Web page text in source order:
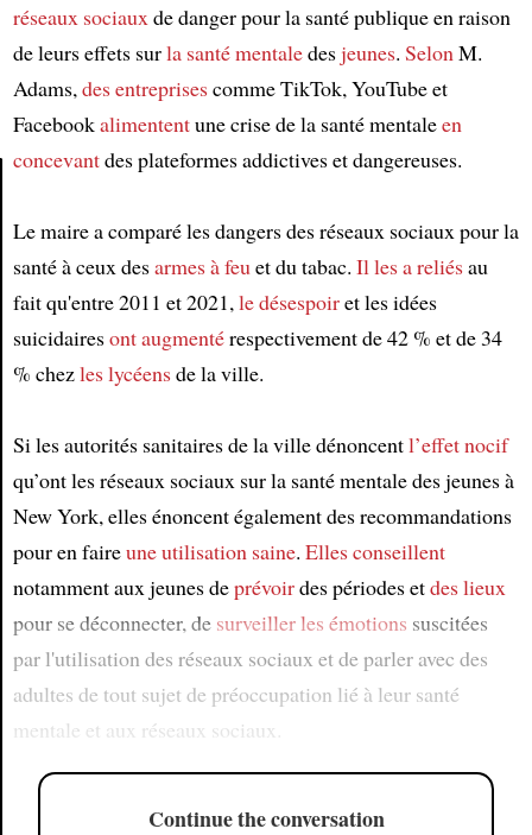
Article
réseaux sociaux de danger pour la santé publique en raison
de leurs effets surla santé mentaledesjeunes. Selon M.
Adams, des entreprisescomme TikTok, YouTube et
Facebookalimententune crise de la santé mentaleen
concevantdes plateformes addictives et dangereuses.
Le maire a comparé les dangers des réseaux sociaux pour la
santé à ceux desarmes à feu et du tabac. Il les a reliésau
fait qu'entre 2011 et 2021, le désespoiret les idées
suicidairesont augmentérespectivement de 42 % et de 34
% chezles lycéensde la ville.
Si les autorités sanitaires de la ville dénoncentl’effet nocif
qu’ont les réseaux sociaux sur la santé mentale des jeunes à
New York, elles énoncent également des recommandations
pour en faireune utilisation saine. Elles conseillent
notamment aux jeunes deprévoirdes périodes etdes lieux
pour se déconnecter, de surveiller les émotions suscitées
par l'utilisation des réseaux sociaux et de parler avec des
adultes de tout sujet de préoccupation lié à leur santé
mentale et aux réseaux sociaux.
Continue the conversation